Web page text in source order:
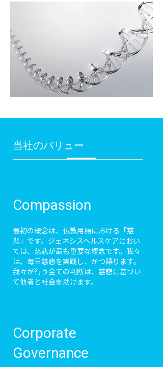
当社のバリュー
Compassion
最初の概念は、仏教用語における「慈
悲」です。ジェネシスヘルスケアにおい
ては、慈悲が最も重要な概念です。我々
は、毎日慈悲を実践し、かつ語ります。
我々が行う全ての判断は、慈悲に基づい
て他者と社会を助けます。
Corporate
Governance